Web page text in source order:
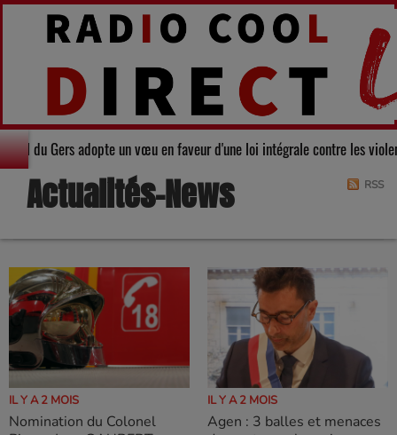
: Le Conseil départemental du Gers adopte un vœu en faveur d'une
Actualités-News RSS
IL Y A 2 MOIS
Nomination du Colonel
IL Y A 2 MOIS
Agen : 3 balles et menaces